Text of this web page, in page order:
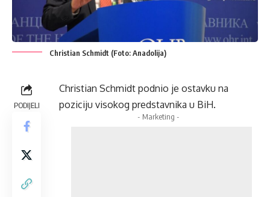
Christian Schmidt (Foto: Anadolija)
PODIJELI
Christian Schmidt podnio je ostavku na
poziciju visokog predstavnika u BiH.
- Marketing -